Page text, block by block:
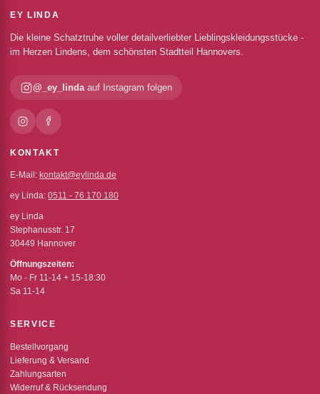
EY LINDA
Die kleine Schatztruhe voller detailverliebter Lieblingskleidungsstücke -
im Herzen Lindens, dem schönsten Stadtteil Hannovers.
@_ey_lindaauf Instagram folgen
KONTAKT
E-Mail: kontakt@eylinda.de
ey Linda: 0511 - 76 170 180
ey Linda
Stephanusstr. 17
30449 Hannover
Öffnungszeiten:
Mo - Fr 11-14 + 15-18:30
Sa 11-14
SERVICE
Bestellvorgang
Lieferung & Versand
Zahlungsarten
Widerruf & Rücksendung